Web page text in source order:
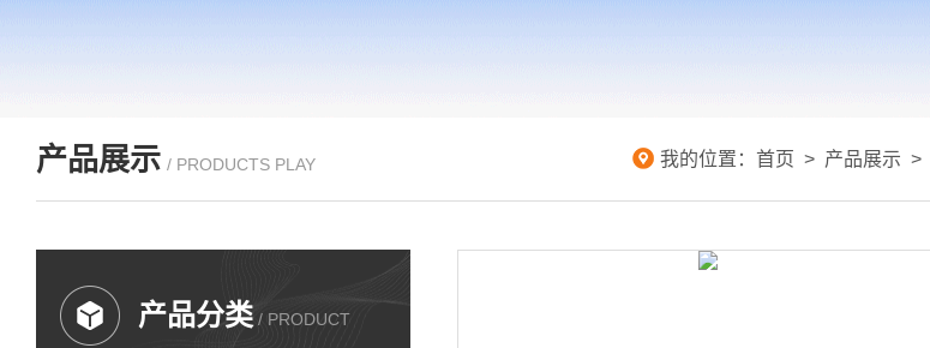
产品展示 / PRODUCTS PLAY 我的位置： 首页 > 产品展示 >
产品分类 / PRODUCT